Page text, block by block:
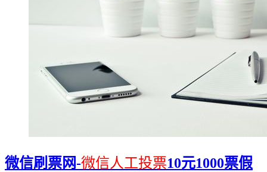
微信刷票网-微信人工投票10元1000票假